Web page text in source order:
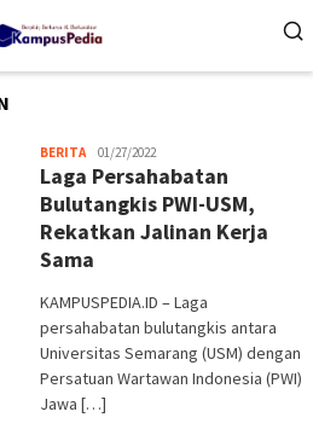
BERITAadmin
01/27/2022
Laga Persahabatan
Bulutangkis PWI-USM,
Rekatkan Jalinan Kerja
Sama
KAMPUSPEDIA.ID – Laga
persahabatan bulutangkis antara
Universitas Semarang (USM) dengan
Persatuan Wartawan Indonesia (PWI)
Jawa […]